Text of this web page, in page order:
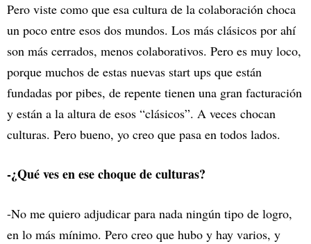
Pero viste como que esa cultura de la colaboración choca
un poco entre esos dos mundos. Los más clásicos por ahí
son más cerrados, menos colaborativos. Pero es muy loco,
porque muchos de estas nuevas start ups que están
fundadas por pibes, de repente tienen una gran facturación
y están a la altura de esos “clásicos”. A veces chocan
culturas. Pero bueno, yo creo que pasa en todos lados.
-¿Qué ves en ese choque de culturas?
-No me quiero adjudicar para nada ningún tipo de logro,
en lo más mínimo. Pero creo que hubo y hay varios, y